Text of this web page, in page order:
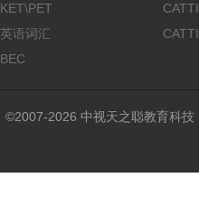
KET\PET
英语词汇
BEC
©2007-2026 中视天之聪教育科